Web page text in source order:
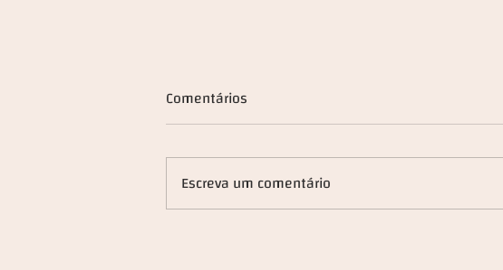
Comentários
Escreva um comentário